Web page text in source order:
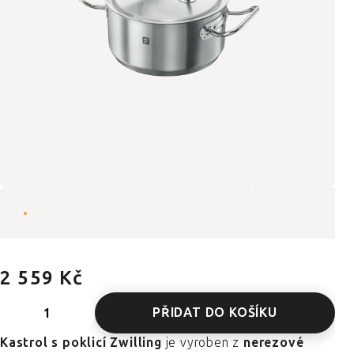
2 559 Kč
PŘIDAT DO KOŠÍKU
Kastrol s poklicí Zwilling je vyroben z nerezové